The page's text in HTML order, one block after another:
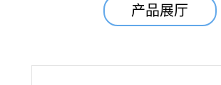
产品展厅